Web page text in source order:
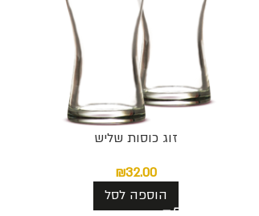
זוג כוסות שליש
₪32.00
הוספה לסל